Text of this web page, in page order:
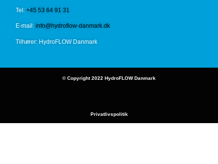
Tel:+45 53 64 91 31
E-mail:info@hydroflow-danmark.dk
Tilhører: HydroFLOW Danmark
© Copyright 2022 HydroFLOW Danmark
Privatlivspolitik